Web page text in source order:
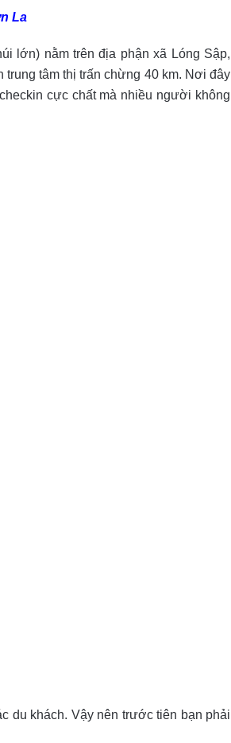
La
lớn) nằm trên địa phận xã Lóng Sập,
tâm thị trấn chừng 40 km. Nơi đây
cực chất mà nhiều người không
du khách. Vậy nên trước tiên bạn phải